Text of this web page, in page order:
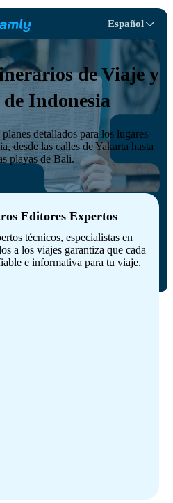
Español
de Viaje y
de Indonesia
detallados para los lugares
desde las calles de Yakarta hasta
playas de Bali.
Editores Expertos
técnicos, especialistas en
a los viajes garantiza que cada
e informativa para tu viaje.